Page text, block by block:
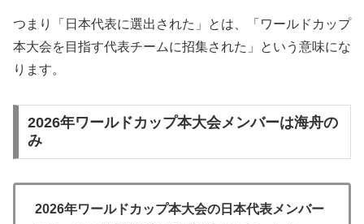
つまり「日本代表に選出された」とは、「ワールドカップ
本大会を目指す代表チームに招集された」という意味にな
ります。
2026年ワールドカップ本大会メンバーは海舟の
み
2026年ワールドカップ本大会の日本代表メンバー